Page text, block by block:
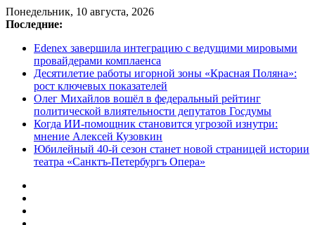
Перейти
к
Понедельник, 10 августа, 2026
Последние:
Edenex завершила интеграцию с ведущими мировыми
провайдерами комплаенса
Десятилетие работы игорной зоны «Красная Поляна»:
рост ключевых показателей
Олег Михайлов вошёл в федеральный рейтинг
политической влиятельности депутатов Госдумы
Когда ИИ-помощник становится угрозой изнутри:
мнение Алексей Кузовкин
Юбилейный 40-й сезон станет новой страницей истории
театра «Санктъ-Петербургъ Опера»